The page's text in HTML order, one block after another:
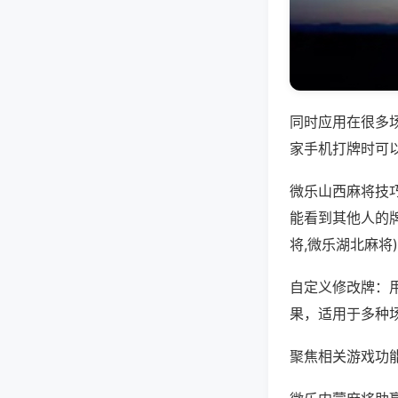
同时应用在很多
家手机打牌时可
微乐山西麻将技
能看到其他人的
将,微乐湖北麻
自定义修改牌：
果，适用于多种
聚焦相关游戏功